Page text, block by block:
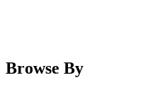
Browse By